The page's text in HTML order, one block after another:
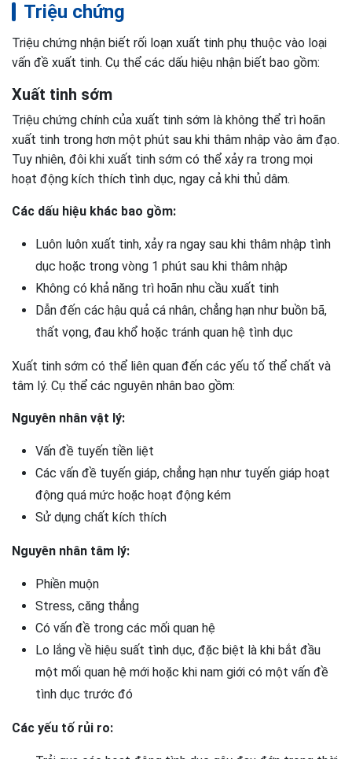
Triệu chứng
Triệu chứng nhận biết rối loạn xuất tinh phụ thuộc vào loại
vấn đề xuất tinh. Cụ thể các dấu hiệu nhận biết bao gồm:
Xuất tinh sớm
Triệu chứng chính của xuất tinh sớm là không thể trì hoãn
xuất tinh trong hơn một phút sau khi thâm nhập vào âm đạo.
Tuy nhiên, đôi khi xuất tinh sớm có thể xảy ra trong mọi
hoạt động kích thích tình dục, ngay cả khi thủ dâm.
Các dấu hiệu khác bao gồm:
Luôn luôn xuất tinh, xảy ra ngay sau khi thâm nhập tình
dục hoặc trong vòng 1 phút sau khi thâm nhập
Không có khả năng trì hoãn nhu cầu xuất tinh
Dẫn đến các hậu quả cá nhân, chẳng hạn như buồn bã,
thất vọng, đau khổ hoặc tránh quan hệ tình dục
Xuất tinh sớm có thể liên quan đến các yếu tố thể chất và
tâm lý. Cụ thể các nguyên nhân bao gồm:
Nguyên nhân vật lý:
Vấn đề tuyến tiền liệt
Các vấn đề tuyến giáp, chẳng hạn như tuyến giáp hoạt
động quá mức hoặc hoạt động kém
Sử dụng chất kích thích
Nguyên nhân tâm lý:
Phiền muộn
Stress, căng thẳng
Có vấn đề trong các mối quan hệ
Lo lắng về hiệu suất tình dục, đặc biệt là khi bắt đầu
một mối quan hệ mới hoặc khi nam giới có một vấn đề
tình dục trước đó
Các yếu tố rủi ro: